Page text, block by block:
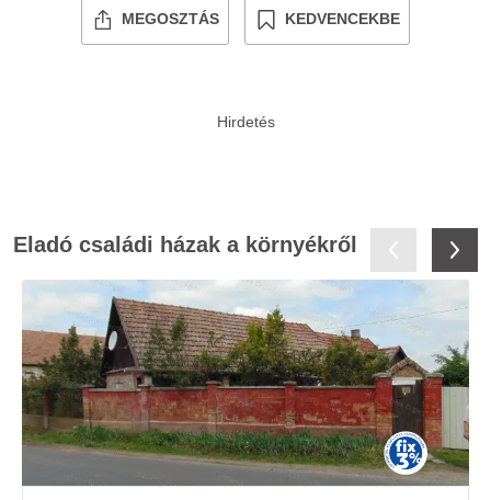
MEGOSZTÁS KEDVENCEKBE
Eladó családi házak a környékről